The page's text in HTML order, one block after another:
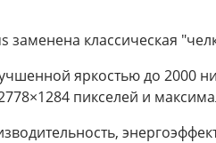
классическая
яркостью до 2000
пикселей и